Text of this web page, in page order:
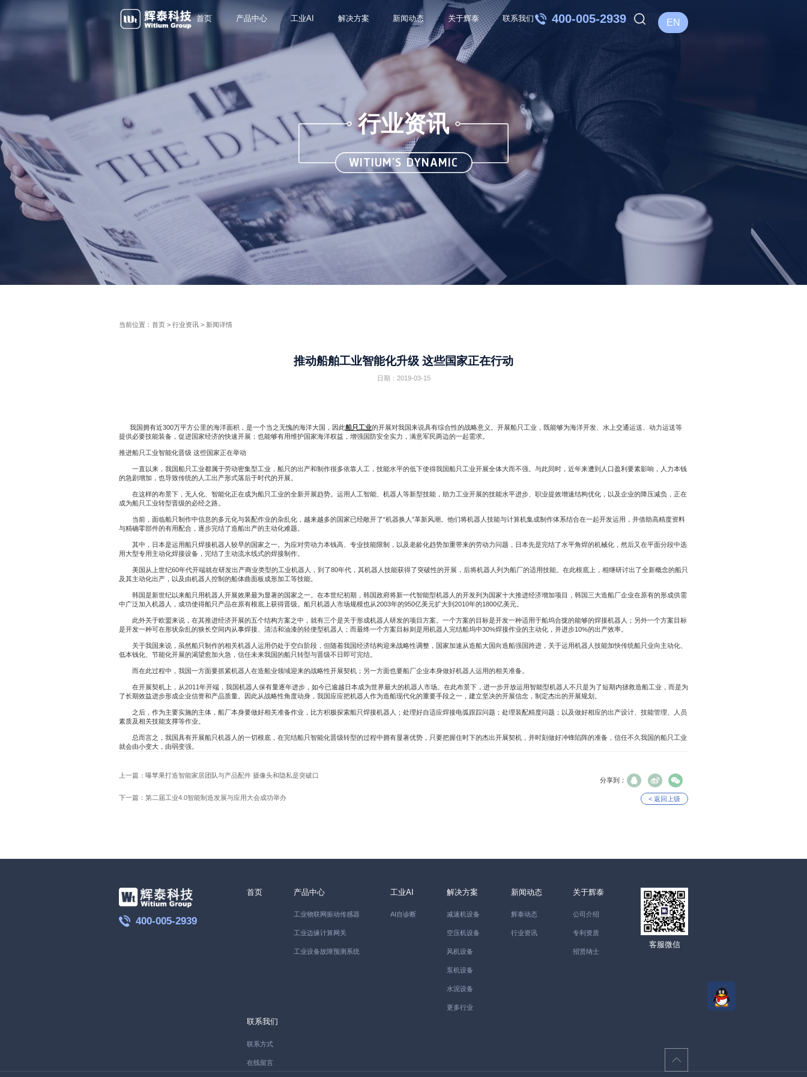
400-005-2939 EN
首页 产品中心 工业AI 解决方案 新闻动态 关于辉泰 联系我们
行业资讯
WITIUM’S DYNAMIC
当前位置： 首页 > 行业资讯 > 新闻详情
推动船舶工业智能化升级 这些国家正在行动
日期：2019-03-15
我国拥有近300万平方公里的海洋面积，是一个当之无愧的海洋大国，因此船只工业的开展对我国来说具有综合性的战略意义。开展船只工业，既能够为海洋开发、水上交通运送、动力运送等
提供必要技能装备，促进国家经济的快速开展；也能够有用维护国家海洋权益，增强国防安全实力，满意军民两边的一起需求。
推进船只工业智能化晋级 这些国家正在举动
一直以来，我国船只工业都属于劳动密集型工业，船只的出产和制作很多依靠人工，技能水平的低下使得我国船只工业开展全体大而不强。与此同时，近年来遭到人口盈利要素影响，人力本钱
的急剧增加，也导致传统的人工出产形式落后于时代的开展。
在这样的布景下，无人化、智能化正在成为船只工业的全新开展趋势。运用人工智能、机器人等新型技能，助力工业开展的技能水平进步、职业提效增速结构优化，以及企业的降压减负，正在
成为船只工业转型晋级的必经之路。
当前，面临船只制作中信息的多元化与装配作业的杂乱化，越来越多的国家已经敞开了“机器换人”革新风潮。他们将机器人技能与计算机集成制作体系结合在一起开发运用，并借助高精度资料
与精确零部件的有用配合，逐步完结了造船出产的主动化难题。
其中，日本是运用船只焊接机器人较早的国家之一。为应对劳动力本钱高、专业技能限制，以及老龄化趋势加重带来的劳动力问题，日本先是完结了水平角焊的机械化，然后又在平面分段中选
用大型专用主动化焊接设备，完结了主动流水线式的焊接制作。
美国从上世纪60年代开端就在研发出产商业类型的工业机器人，到了80年代，其机器人技能获得了突破性的开展，后将机器人列为船厂的适用技能。在此根底上，相继研讨出了全新概念的船只
及其主动化出产，以及由机器人控制的船体曲面板成形加工等技能。
韩国是新世纪以来船只用机器人开展效果最为显著的国家之一。在本世纪初期，韩国政府将新一代智能型机器人的开发列为国家十大推进经济增加项目，韩国三大造船厂企业在原有的形成供需
中广泛加入机器人，成功使得船只产品在原有根底上获得晋级。船只机器人市场规模也从2003年的950亿美元扩大到2010年的1800亿美元。
此外关于欧盟来说，在其推进经济开展的五个结构方案之中，就有三个是关于形成机器人研发的项目方案。一个方案的目标是开发一种适用于船坞合拢的能够的焊接机器人；另外一个方案目标
是开发一种可在形状杂乱的狭长空间内从事焊接、清洁和油漆的轻便型机器人；而最终一个方案目标则是用机器人完结船坞中30%焊接作业的主动化，并进步10%的出产效率。
关于我国来说，虽然船只制作的相关机器人运用仍处于空白阶段，但随着我国经济结构迎来战略性调整，国家加速从造船大国向造船强国跨进，关于运用机器人技能加快传统船只业向主动化、
低本钱化、节能化开展的渴望愈加火急，信任未来我国的船只转型与晋级不日即可完结。
而在此过程中，我国一方面要抓紧机器人在造船业领域迎来的战略性开展契机；另一方面也要船厂企业本身做好机器人运用的相关准备。
在开展契机上，从2011年开端，我国机器人保有量逐年进步，如今已逾越日本成为世界最大的机器人市场。在此布景下，进一步开放运用智能型机器人不只是为了短期内拯救造船工业，而是为
了长期效益进步形成企业信誉和产品质量。因此从战略性角度动身，我国应应把机器人作为造船现代化的重要手段之一，建立坚决的开展信念，制定杰出的开展规划。
之后，作为主要实施的主体，船厂本身要做好相关准备作业，比方积极探索船只焊接机器人；处理好自适应焊接电弧跟踪问题；处理装配精度问题；以及做好相应的出产设计、技能管理、人员
素质及相关技能支撑等作业。
总而言之，我国具有开展船只机器人的一切根底，在完结船只智能化晋级转型的过程中拥有显著优势，只要把握住时下的杰出开展契机，并时刻做好冲锋陷阵的准备，信任不久我国的船只工业
就会由小变大，由弱变强。
上一篇：曝苹果打造智能家居团队与产品配件 摄像头和隐私是突破口
下一篇：第二届工业4.0智能制造发展与应用大会成功举办 ​
分享到：
< 返回上级
400-005-2939
首页 产品中心
工业物联网振动传感器
工业边缘计算网关
工业设备故障预测系统
工业AI
AI自诊断
解决方案
减速机设备
空压机设备
风机设备
泵机设备
水泥设备
更多行业
新闻动态
辉泰动态
行业资讯
关于辉泰
公司介绍
专利资质
招贤纳士
联系我们
联系方式
在线留言
客服微信